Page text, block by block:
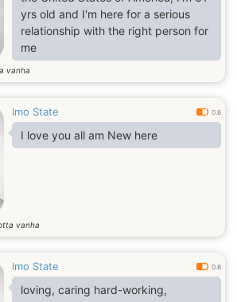
yrs old and I'm here for a serious
relationship with the right person for
me
vanha
Imo State 0.6
I love you all am New here
vanha
Imo State 0.6
loving, caring hard-working,